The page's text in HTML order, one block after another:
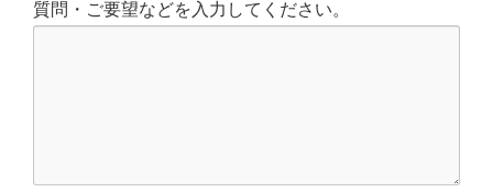
質問・ご要望などを入力してください。